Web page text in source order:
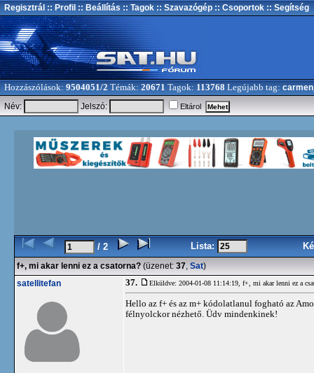
Regisztrál :: Profil :: Beállítás :: Tagok :: Szavazógép :: Csoportok :: Segítség
Hozzászólások: 9504051/2 Témák: 20671 Tagok: 113768 Legújabb tag:
Név:
Jelszó: Eltárol
/ 2 Lista:
f+, mi akar lenni ez a csatorna? (üzenet: 37, Sat)
satellitefan
37. Elküldve: 2004-01-08 11:14:19, f+, mi akar lenni ez a
Hello az f+ és az m+ kódolatlanul fogható az
félnyolckor nézhető. Üdv mindenkinek!